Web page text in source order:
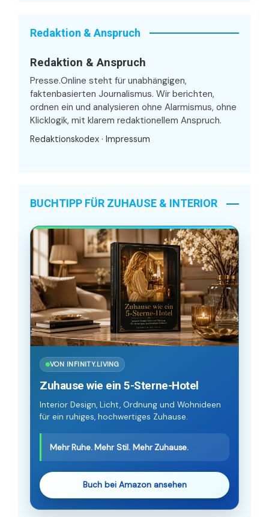
Redaktion & Anspruch
Redaktion & Anspruch
Presse.Online steht für unabhängigen,
faktenbasierten Journalismus. Wir berichten,
ordnen ein und analysieren ohne Alarmismus, ohne
Klicklogik, mit klarem redaktionellem Anspruch.
Redaktionskodex · Impressum
BUCHTIPP FÜR ZUHAUSE & INTERIOR
VON INFINITY.LIVING
Zuhause wie ein 5-Sterne-Hotel
Interior Design, Licht, Ordnung und Wohnideen
für ein ruhiges, hochwertiges Zuhause.
Mehr Ruhe. Mehr Stil. Mehr Zuhause.
Buch bei Amazon ansehen